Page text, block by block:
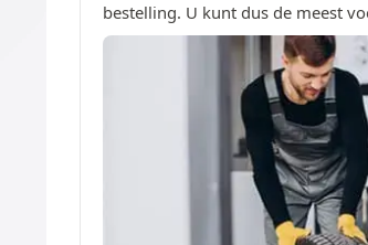
bestelling. U kunt dus de meest